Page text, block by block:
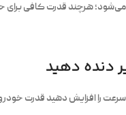
هرچند قدرت کافی
دنده دهید
سرعت را افزایش دهید قدرت